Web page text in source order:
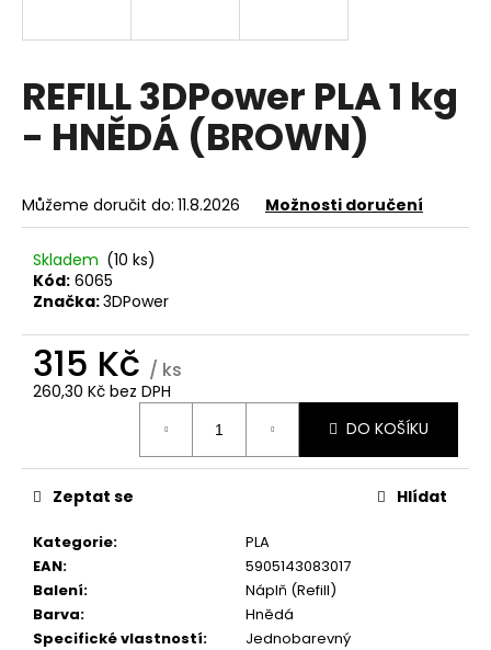
REFILL 3DPower PLA 1 kg
- HNĚDÁ (BROWN)
Můžeme doručit do: 11.8.2026 Možnosti doručení
Skladem (10 ks)
Kód: 6065
Značka:3DPower
315 Kč / ks
260,30 Kč bez DPH
DO KOŠÍKU
Kategorie:
PLA
EAN:
5905143083017
Balení:
Náplň (Refill)
Barva:
Hnědá
Specifické vlastností:
Jednobarevný
Zeptat se Hlídat
í
t
?
D
o
p
u
č
e
m
e